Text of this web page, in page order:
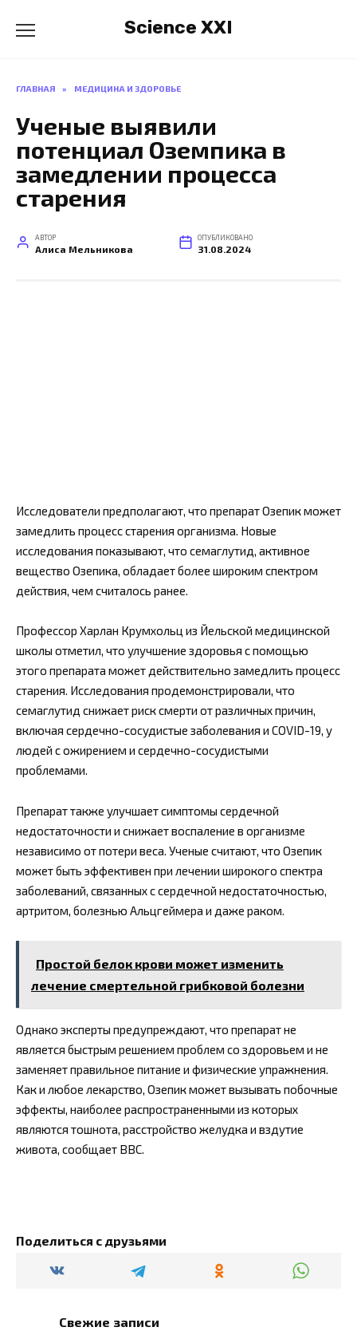
содержанию
Science XXI
ГЛАВНАЯ » МЕДИЦИНА И ЗДОРОВЬЕ
Ученые выявили
потенциал Оземпика в
замедлении процесса
старения
АВТОР
Алиса Мельникова
ОПУБЛИКОВАНО
31.08.2024
Исследователи предполагают, что препарат Озепик может
замедлить процесс старения организма. Новые
исследования показывают, что семаглутид, активное
вещество Озепика, обладает более широким спектром
действия, чем считалось ранее.
Профессор Харлан Крумхольц из Йельской медицинской
школы отметил, что улучшение здоровья с помощью
этого препарата может действительно замедлить процесс
старения. Исследования продемонстрировали, что
семаглутид снижает риск смерти от различных причин,
включая сердечно-сосудистые заболевания и COVID-19, у
людей с ожирением и сердечно-сосудистыми
проблемами.
Препарат также улучшает симптомы сердечной
недостаточности и снижает воспаление в организме
независимо от потери веса. Ученые считают, что Озепик
может быть эффективен при лечении широкого спектра
заболеваний, связанных с сердечной недостаточностью,
артритом, болезнью Альцгеймера и даже раком.
Простой белок крови может изменить
лечение смертельной грибковой болезни
Однако эксперты предупреждают, что препарат не
является быстрым решением проблем со здоровьем и не
заменяет правильное питание и физические упражнения.
Как и любое лекарство, Озепик может вызывать побочные
эффекты, наиболее распространенными из которых
являются тошнота, расстройство желудка и вздутие
живота, сообщает BBC.
Поделиться с друзьями
Свежие записи